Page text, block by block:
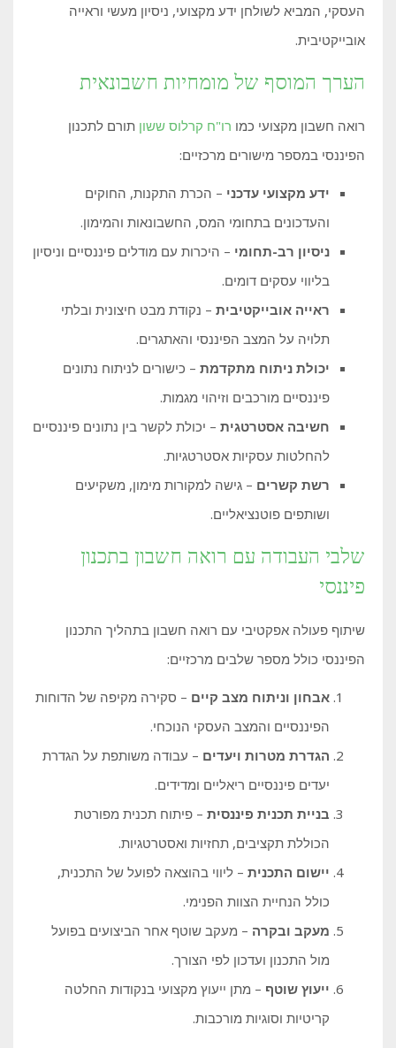
העסקי, המביא לשולחן ידע מקצועי, ניסיון מעשי וראייה
אובייקטיבית.
הערך המוסף של מומחיות חשבונאית
רואה חשבון מקצועי כמו רו"ח קרלוס ששון תורם לתכנון
הפיננסי במספר מישורים מרכזיים:
ידע מקצועי עדכני – הכרת התקנות, החוקים
והעדכונים בתחומי המס, החשבונאות והמימון.
ניסיון רב-תחומי – היכרות עם מודלים פיננסיים וניסיון
בליווי עסקים דומים.
ראייה אובייקטיבית – נקודת מבט חיצונית ובלתי
תלויה על המצב הפיננסי והאתגרים.
יכולת ניתוח מתקדמת – כישורים לניתוח נתונים
פיננסיים מורכבים וזיהוי מגמות.
חשיבה אסטרטגית – יכולת לקשר בין נתונים פיננסיים
להחלטות עסקיות אסטרטגיות.
רשת קשרים – גישה למקורות מימון, משקיעים
ושותפים פוטנציאליים.
שלבי העבודה עם רואה חשבון בתכנון
פיננסי
שיתוף פעולה אפקטיבי עם רואה חשבון בתהליך התכנון
הפיננסי כולל מספר שלבים מרכזיים:
אבחון וניתוח מצב קיים – סקירה מקיפה של הדוחות
הפיננסיים והמצב העסקי הנוכחי.
הגדרת מטרות ויעדים – עבודה משותפת על הגדרת
יעדים פיננסיים ריאליים ומדידים.
בניית תכנית פיננסית – פיתוח תכנית מפורטת
הכוללת תקציבים, תחזיות ואסטרטגיות.
יישום התכנית – ליווי בהוצאה לפועל של התכנית,
כולל הנחיית הצוות הפנימי.
מעקב ובקרה – מעקב שוטף אחר הביצועים בפועל
מול התכנון ועדכון לפי הצורך.
ייעוץ שוטף – מתן ייעוץ מקצועי בנקודות החלטה
קריטיות וסוגיות מורכבות.